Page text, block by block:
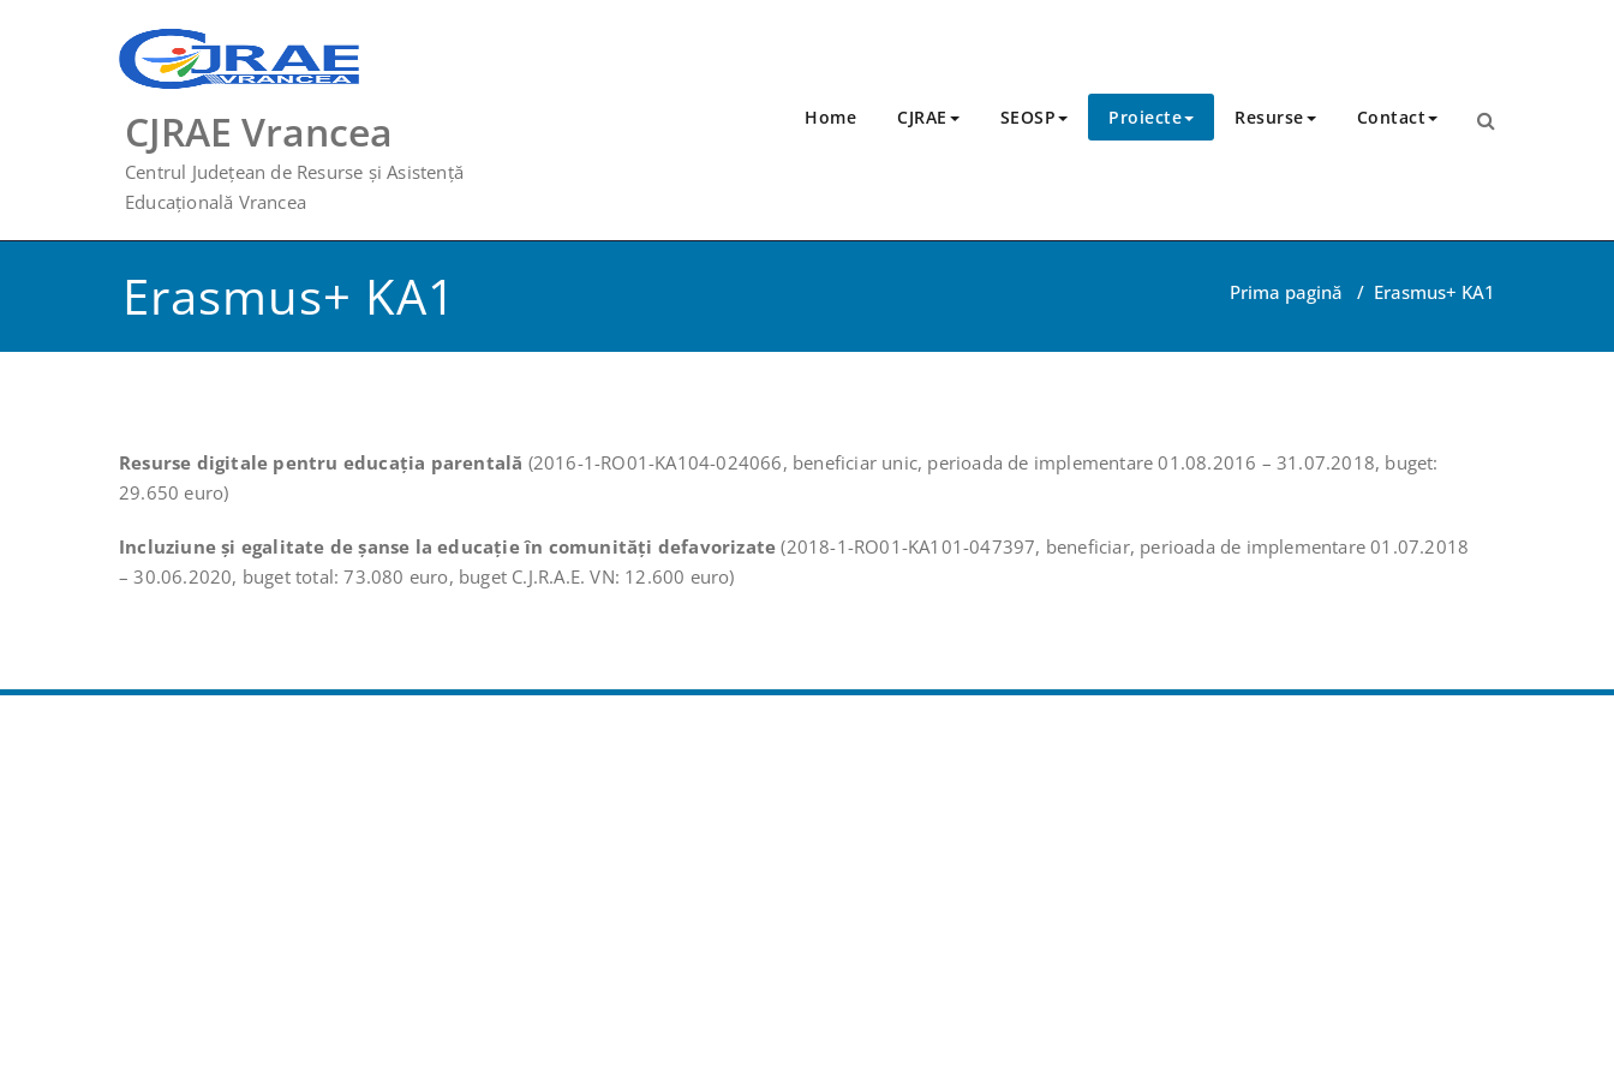
CJRAE Vrancea
Centrul Județean de Resurse și Asistență
Educațională Vrancea
Home CJRAE SEOSP Proiecte Resurse Contact
Erasmus+ KA1 Prima pagină / Erasmus+ KA1
Resurse digitale pentru educația parentală (2016-1-RO01-KA104-024066, beneficiar unic, perioada de implementare 01.08.2016 – 31.07.2018, buget:
29.650 euro)
Incluziune şi egalitate de șanse la educaţie în comunități defavorizate (2018-1-RO01-KA101-047397, beneficiar, perioada de implementare 01.07.2018
– 30.06.2020, buget total: 73.080 euro, buget C.J.R.A.E. VN: 12.600 euro)